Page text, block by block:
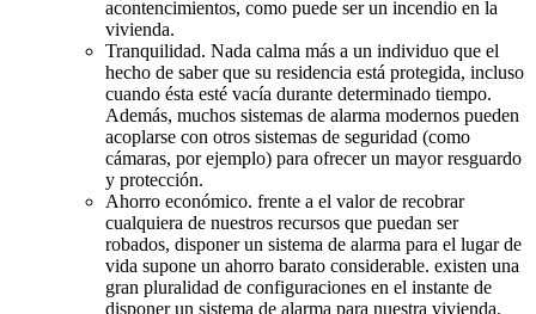
acontencimientos, como puede ser un incendio en la
vivienda.
Tranquilidad. Nada calma más a un individuo que el
hecho de saber que su residencia está protegida, incluso
cuando ésta esté vacía durante determinado tiempo.
Además, muchos sistemas de alarma modernos pueden
acoplarse con otros sistemas de seguridad (como
cámaras, por ejemplo) para ofrecer un mayor resguardo
y protección.
Ahorro económico. frente a el valor de recobrar
cualquiera de nuestros recursos que puedan ser
robados, disponer un sistema de alarma para el lugar de
vida supone un ahorro barato considerable. existen una
gran pluralidad de configuraciones en el instante de
disponer un sistema de alarma para nuestra vivienda.